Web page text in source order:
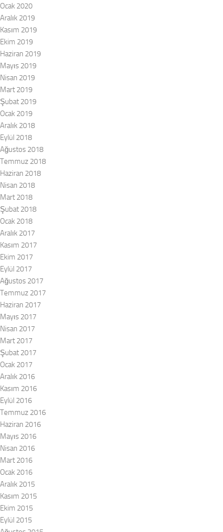
Ocak 2020
Aralık 2019
Kasım 2019
Ekim 2019
Haziran 2019
Mayıs 2019
Nisan 2019
Mart 2019
Şubat 2019
Ocak 2019
Aralık 2018
Eylül 2018
Ağustos 2018
Temmuz 2018
Haziran 2018
Nisan 2018
Mart 2018
Şubat 2018
Ocak 2018
Aralık 2017
Kasım 2017
Ekim 2017
Eylül 2017
Ağustos 2017
Temmuz 2017
Haziran 2017
Mayıs 2017
Nisan 2017
Mart 2017
Şubat 2017
Ocak 2017
Aralık 2016
Kasım 2016
Eylül 2016
Temmuz 2016
Haziran 2016
Mayıs 2016
Nisan 2016
Mart 2016
Ocak 2016
Aralık 2015
Kasım 2015
Ekim 2015
Eylül 2015